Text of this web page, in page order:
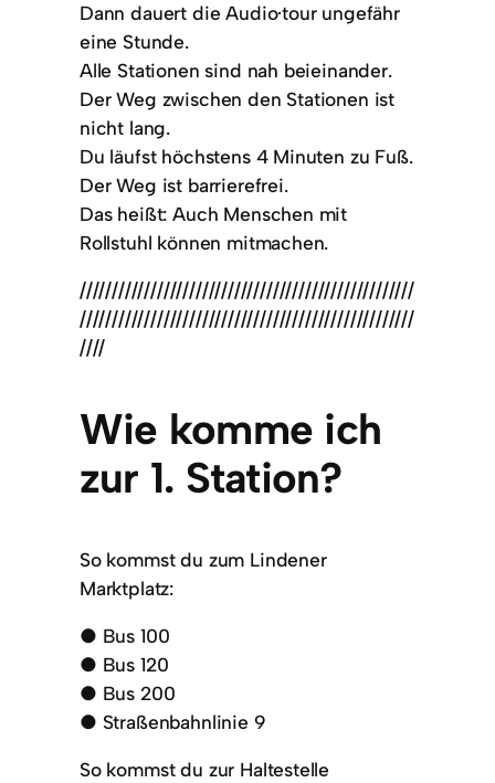
Dann dauert die Audio·tour ungefähr
eine Stunde.
Alle Stationen sind nah beieinander.
Der Weg zwischen den Stationen ist
nicht lang.
Du läufst höchstens 4 Minuten zu Fuß.
Der Weg ist barrierefrei.
Das heißt: Auch Menschen mit
Rollstuhl können mitmachen.
////////////////////////////////////////////////////
////////////////////////////////////////////////////
////
Wie komme ich
zur 1. Station?
So kommst du zum Lindener
Marktplatz:
● Bus 100
● Bus 120
● Bus 200
● Straßenbahnlinie 9
So kommst du zur Haltestelle